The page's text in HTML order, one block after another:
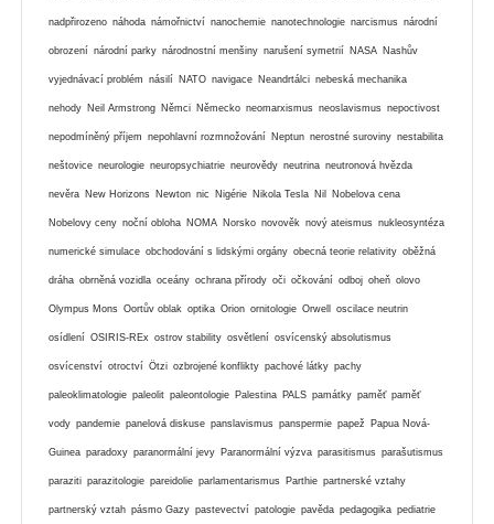
nadpřirozeno náhoda námořnictví nanochemie nanotechnologie narcismus národní
obrození národní parky národnostní menšiny narušení symetrií NASA Nashův
vyjednávací problém násilí NATO navigace Neandrtálci nebeská mechanika
nehody Neil Armstrong Němci Německo neomarxismus neoslavismus nepoctivost
nepodmíněný příjem nepohlavní rozmnožování Neptun nerostné suroviny nestabilita
neštovice neurologie neuropsychiatrie neurovědy neutrina neutronová hvězda
nevěra New Horizons Newton nic Nigérie Nikola Tesla Nil Nobelova cena
Nobelovy ceny noční obloha NOMA Norsko novověk nový ateismus nukleosyntéza
numerické simulace obchodování s lidskými orgány obecná teorie relativity oběžná
dráha obrněná vozidla oceány ochrana přírody oči očkování odboj oheň olovo
Olympus Mons Oortův oblak optika Orion ornitologie Orwell oscilace neutrin
osídlení OSIRIS-REx ostrov stability osvětlení osvícenský absolutismus
osvícenství otroctví Ötzi ozbrojené konflikty pachové látky pachy
paleoklimatologie paleolit paleontologie Palestina PALS památky paměť paměť
vody pandemie panelová diskuse panslavismus panspermie papež Papua Nová-
Guinea paradoxy paranormální jevy Paranormální výzva parasitismus parašutismus
paraziti parazitologie pareidolie parlamentarismus Parthie partnerské vztahy
partnerský vztah pásmo Gazy pastevectví patologie pavěda pedagogika pediatrie